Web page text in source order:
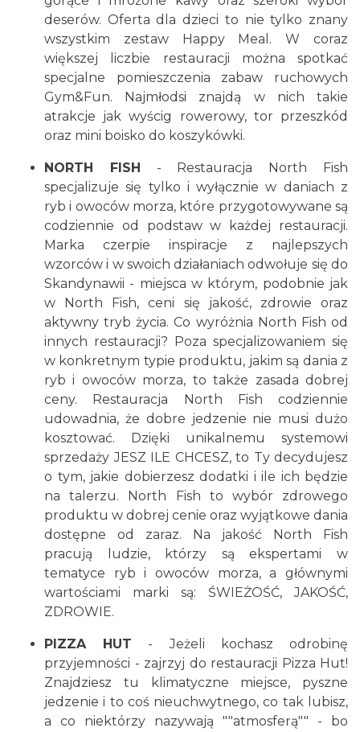
deserów. Oferta dla dzieci to nie tylko znany
wszystkim zestaw Happy Meal. W coraz
większej liczbie restauracji można spotkać
specjalne pomieszczenia zabaw ruchowych
Gym&Fun. Najmłodsi znajdą w nich takie
atrakcje jak wyścig rowerowy, tor przeszkód
oraz mini boisko do koszykówki.
NORTH FISH - Restauracja North Fish
specjalizuje się tylko i wyłącznie w daniach z
ryb i owoców morza, które przygotowywane są
codziennie od podstaw w każdej restauracji.
Marka czerpie inspiracje z najlepszych
wzorców i w swoich działaniach odwołuje się do
Skandynawii - miejsca w którym, podobnie jak
w North Fish, ceni się jakość, zdrowie oraz
aktywny tryb życia. Co wyróżnia North Fish od
innych restauracji? Poza specjalizowaniem się
w konkretnym typie produktu, jakim są dania z
ryb i owoców morza, to także zasada dobrej
ceny. Restauracja North Fish codziennie
udowadnia, że dobre jedzenie nie musi dużo
kosztować. Dzięki unikalnemu systemowi
sprzedaży JESZ ILE CHCESZ, to Ty decydujesz
o tym, jakie dobierzesz dodatki i ile ich będzie
na talerzu. North Fish to wybór zdrowego
produktu w dobrej cenie oraz wyjątkowe dania
dostępne od zaraz. Na jakość North Fish
pracują ludzie, którzy są ekspertami w
tematyce ryb i owoców morza, a głównymi
wartościami marki są: ŚWIEŻOŚĆ, JAKOŚĆ,
ZDROWIE.
PIZZA HUT - Jeżeli kochasz odrobinę
przyjemności - zajrzyj do restauracji Pizza Hut!
Znajdziesz tu klimatyczne miejsce, pyszne
jedzenie i to coś nieuchwytnego, co tak lubisz,
a co niektórzy nazywają ""atmosferą"" - bo